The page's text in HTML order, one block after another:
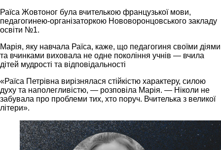
Раїса Жовтоног була вчителькою французької мови,
педагогинею-організаторкою Нововоронцовського закладу
освіти №1.
Марія, яку навчала Раїса, каже, що педагогиня своїми діями
та вчинками виховала не одне покоління учнів — вчила
дітей мудрості та відповідальності
«Раїса Петрівна вирізнялася стійкістю характеру, силою
духу та наполегливістю, — розповіла Марія. — Ніколи не
забувала про проблеми тих, хто поруч. Вчителька з великої
літери».